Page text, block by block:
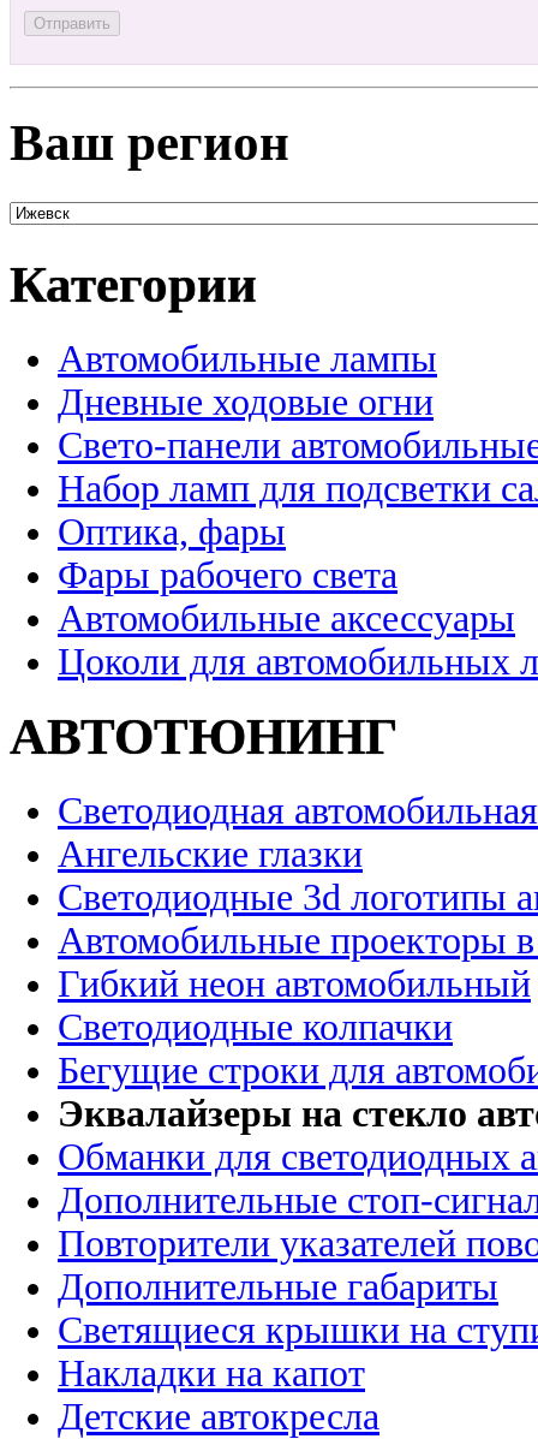
Ваш регион
Категории
Автомобильные лампы
Дневные ходовые огни
Свето-панели
Набор ламп для подсветки
Оптика, фары
Фары рабочего света
Автомобильные аксессуары
Цоколи для автомобильных
АВТОТЮНИНГ
Светодиодная
Ангельские глазки
Светодиодные 3d логотипы
Автомобильные проекторы
Гибкий неон автомобильный
Светодиодные колпачки
Бегущие строки для
Эквалайзеры на стекло
Обманки для светодиодных
Дополнительные стоп-
Повторители указателей
Дополнительные габариты
Светящиеся крышки на
Накладки на капот
Детские автокресла